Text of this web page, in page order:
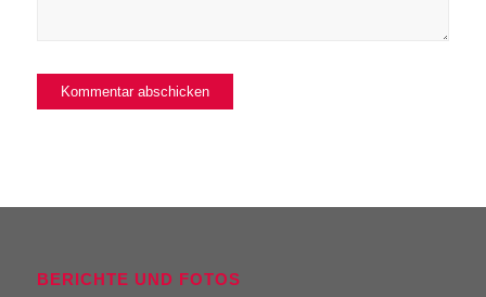
BERICHTE UND FOTOS